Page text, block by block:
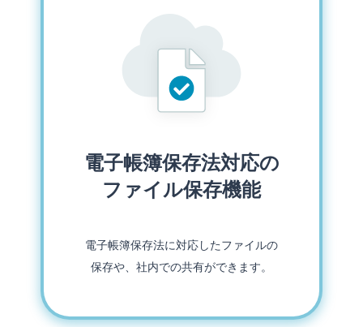
電子帳簿保存法対応の
ファイル保存機能
電子帳簿保存法に対応したファイルの
保存や、社内での共有ができます。